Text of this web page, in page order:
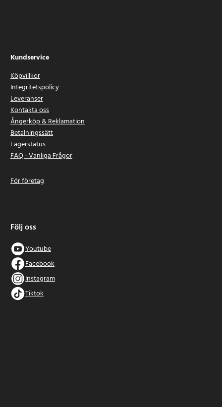
Kundservice
Köpvillkor
Integritetspolicy
Leveranser
Kontakta oss
Ångerköp & Reklamation
Betalningssätt
Lagerstatus
FAQ - Vanliga Frågor
För företag
Följ oss
Youtube
Facebook
Instagram
Tiktok